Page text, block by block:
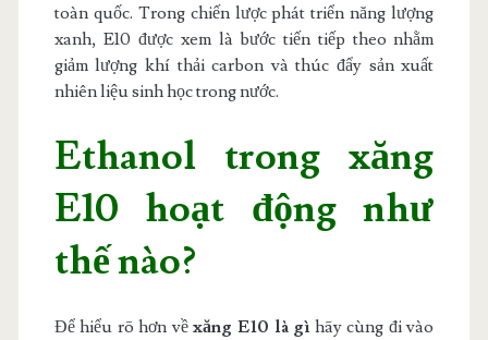
toàn quốc. Trong chiến lược phát triển năng lượng
xanh, E10 được xem là bước tiến tiếp theo nhằm
giảm lượng khí thải carbon và thúc đẩy sản xuất
nhiên liệu sinh học trong nước.
Ethanol trong xăng
E10 hoạt động như
thế nào?
Để hiểu rõ hơn vềxăng E10 là gì hãy cùng đi vào